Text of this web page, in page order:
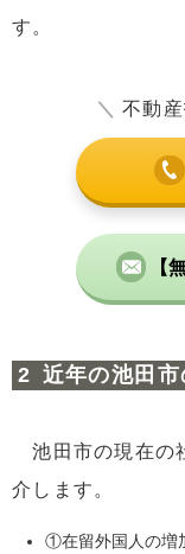
す。
＼ 不動
【
近年の池田市
池田市の現在の
介します。
①在留外国人の増